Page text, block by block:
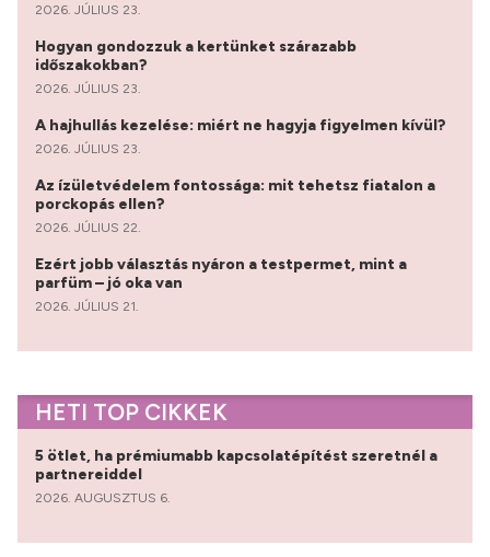
2026. JÚLIUS 23.
Hogyan gondozzuk a kertünket szárazabb
időszakokban?
2026. JÚLIUS 23.
A hajhullás kezelése: miért ne hagyja figyelmen kívül?
2026. JÚLIUS 23.
Az ízületvédelem fontossága: mit tehetsz fiatalon a
porckopás ellen?
2026. JÚLIUS 22.
Ezért jobb választás nyáron a testpermet, mint a
parfüm – jó oka van
2026. JÚLIUS 21.
HETI TOP CIKKEK
5 ötlet, ha prémiumabb kapcsolatépítést szeretnél a
partnereiddel
2026. AUGUSZTUS 6.